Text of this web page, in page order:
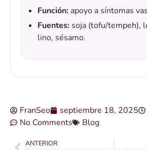
Función:apoyo a síntomas
Fuentes:soja (tofu/tempeh),
lino, sésamo.
FranSeo septiembre 18, 2025
No Comments
Blog
ANTERIOR